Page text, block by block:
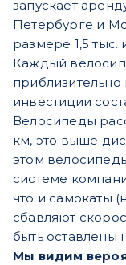
запускает
Петербурге и
размере 1,5 тыс.
Каждый
приблизительно
инвестиции
Велосипеды
км, это выше
этом
системе
что и самокаты
сбавляют
быть оставлены
Мы видим